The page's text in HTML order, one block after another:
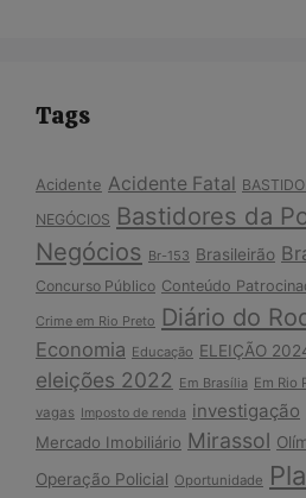
Tags
Acidente Acidente Fatal
NEGÓCIOS Bastidores da
Negócios Br-153 Brasileirão
Concurso Público Conteúdo
Crime em Rio Preto Diário do
Economia Educação ELEIÇÃO
eleições 2022 Em Brasília Em Rio
vagas
Imposto de renda investigação
Mercado Imobiliário Mirassol
Operação Policial Oportunidade